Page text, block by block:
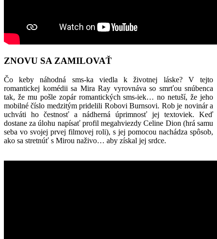
ZNOVU SA ZAMILOVAŤ
Čo keby náhodná sms-ka viedla k životnej láske? V tejto
romantickej komédii sa Mira Ray vyrovnáva so smrťou snúbenca
tak, že mu pošle zopár romantických sms-iek… no netuší, že jeho
mobilné číslo medzitým pridelili Robovi Burnsovi. Rob je novinár a
uchváti ho čestnosť a nádherná úprimnosť jej textoviek. Keď
dostane za úlohu napísať profil megahviezdy Celine Dion (hrá samu
seba vo svojej prvej filmovej roli), s jej pomocou nachádza spôsob,
ako sa stretnúť s Mirou naživo… aby získal jej srdce.